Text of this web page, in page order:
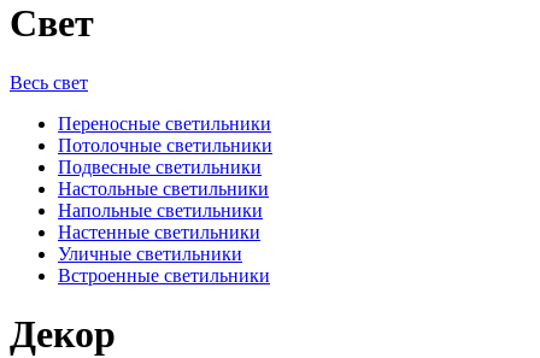
Свет
Весь свет
Переносные светильники
Потолочные светильники
Подвесные светильники
Настольные светильники
Напольные светильники
Настенные светильники
Уличные светильники
Встроенные светильники
Декор